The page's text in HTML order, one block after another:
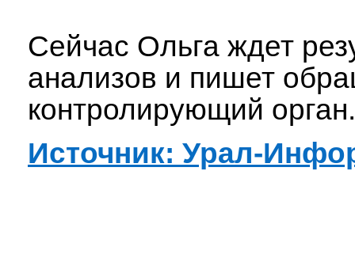
Сейчас Ольга ждет
анализов и пишет
контролирующий орган.
Источник: Урал-